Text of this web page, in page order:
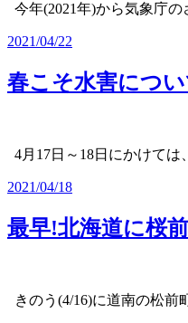
今年(2021年)から気象庁
2021/04/22
春こそ水害につい
4月17日～18日にかけて
2021/04/18
最早!北海道に桜
きのう(4/16)に道南の松